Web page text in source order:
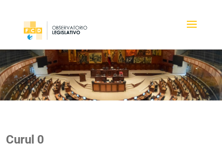
Curul 0